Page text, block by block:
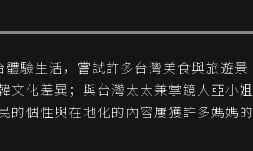
驗生活，嘗試許多台灣美食與旅遊景
文化差異；與台灣太太兼掌鏡人亞小姐
的個性與在地化的內容屢獲許多媽媽的